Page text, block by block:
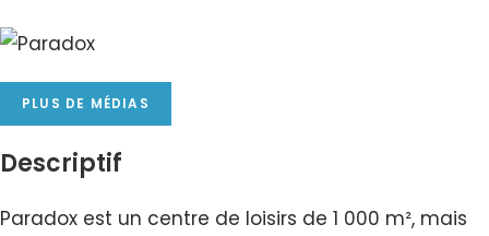
PLUS DE MÉDIAS
Descriptif
Paradox est un centre de loisirs de 1 000 m², mais